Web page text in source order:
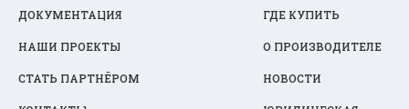
ДОКУМЕНТАЦИЯ ГДЕ КУПИТЬ
НАШИ ПРОЕКТЫ О ПРОИЗВОДИТЕЛЕ
СТАТЬ ПАРТНЁРОМ НОВОСТИ